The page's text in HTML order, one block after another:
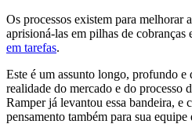
Os processos existem para melhorar
aprisioná-las em pilhas de cobranças
em tarefas.
Este é um assunto longo, profundo e
realidade do mercado e do processo
Ramper já levantou essa bandeira, e
pensamento também para sua equipe